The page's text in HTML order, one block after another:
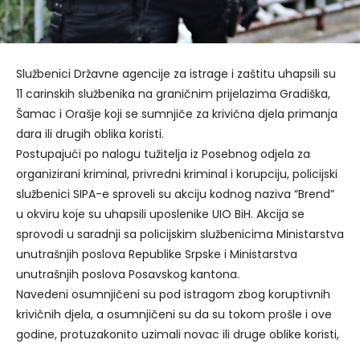
Službenici Državne agencije za istrage i zaštitu uhapsili su
11 carinskih službenika na graničnim prijelazima Gradiška,
Šamac i Orašje koji se sumnjiče za krivična djela primanja
dara ili drugih oblika koristi.
Postupajući po nalogu tužitelja iz Posebnog odjela za
organizirani kriminal, privredni kriminal i korupciju, policijski
službenici SIPA-e sproveli su akciju kodnog naziva “Brend”
u okviru koje su uhapsili uposlenike UIO BiH. Akcija se
sprovodi u saradnji sa policijskim službenicima Ministarstva
unutrašnjih poslova Republike Srpske i Ministarstva
unutrašnjih poslova Posavskog kantona.
Navedeni osumnjičeni su pod istragom zbog koruptivnih
krivičnih djela, a osumnjičeni su da su tokom prošle i ove
godine, protuzakonito uzimali novac ili druge oblike koristi,